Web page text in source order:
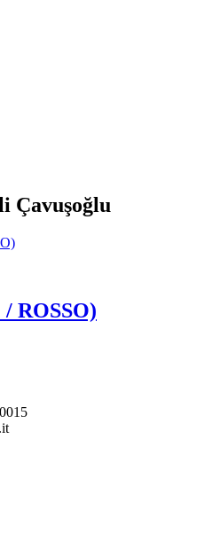
Çavuşoğlu
ROSSO)